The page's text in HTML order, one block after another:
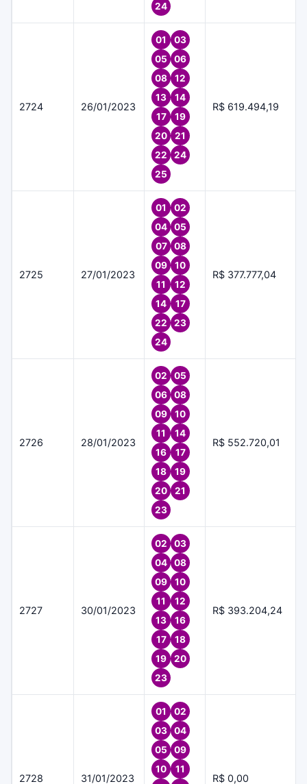
24
2724 26/01/2023
01
03
05
06
08
12
13
14
17
19
20
21
22
24
25
R$ 619.494,19
2725 27/01/2023
01
02
04
05
07
08
09
10
11
12
14
17
22
23
24
R$ 377.777,04
2726 28/01/2023
02
05
06
08
09
10
11
14
16
17
18
19
20
21
23
R$ 552.720,01
2727 30/01/2023
02
03
04
08
09
10
11
12
13
16
17
18
19
20
23
R$ 393.204,24
2728 31/01/2023
01
02
03
04
05
09
10
11
R$ 0,00